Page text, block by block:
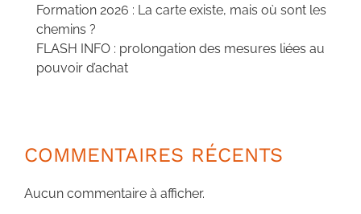
Formation 2026 : La carte existe, mais où sont les
chemins ?
FLASH INFO : prolongation des mesures liées au
pouvoir d’achat
COMMENTAIRES RÉCENTS
Aucun commentaire à afficher.